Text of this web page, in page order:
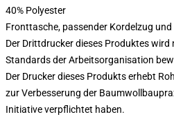
40% Polyester
Fronttasche, passender Kordelzug
Der Drittdrucker dieses Produktes
Standards der Arbeitsorganisation
Der Drucker dieses Produkts erhebt
zur Verbesserung der
Initiative verpflichtet haben.